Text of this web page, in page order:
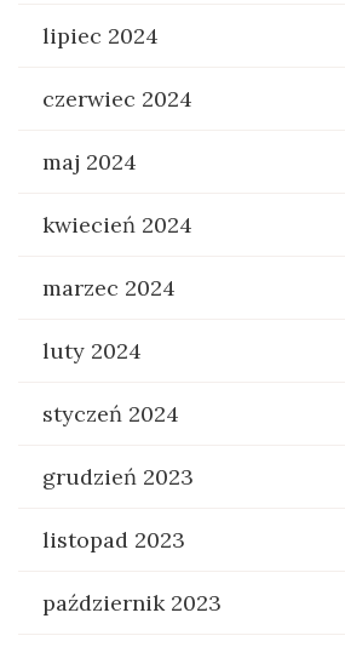
lipiec 2024
czerwiec 2024
maj 2024
kwiecień 2024
marzec 2024
luty 2024
styczeń 2024
grudzień 2023
listopad 2023
październik 2023